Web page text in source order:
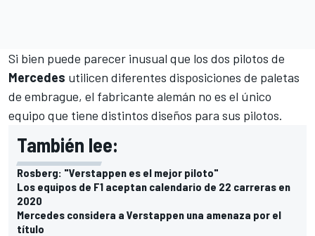
Si bien puede parecer inusual que los dos pilotos de
Mercedes utilicen diferentes disposiciones de paletas
de embrague, el fabricante alemán no es el único
equipo que tiene distintos diseños para sus pilotos.
También lee:
Rosberg: "Verstappen es el mejor piloto"
Los equipos de F1 aceptan calendario de 22 carreras en
2020
Mercedes considera a Verstappen una amenaza por el
título